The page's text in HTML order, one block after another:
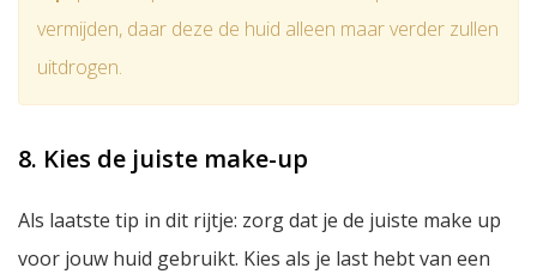
vermijden, daar deze de huid alleen maar verder zullen
uitdrogen.
8. Kies de juiste make-up
Als laatste tip in dit rijtje: zorg dat je de juiste make up
voor jouw huid gebruikt. Kies als je last hebt van een